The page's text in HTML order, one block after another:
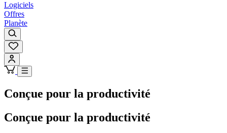
Logiciels
Offres
Planète
Conçue pour la productivité
Conçue pour la productivité